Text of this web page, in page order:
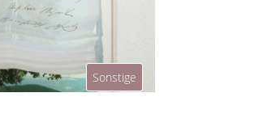
Sonstige